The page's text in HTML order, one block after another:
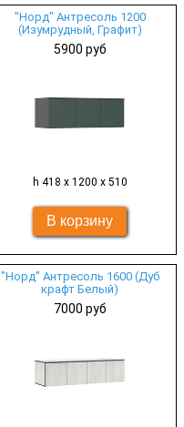
"Норд" Антресоль 1200
(Изумрудный, Графит)
5900 руб
h 418 х 1200 х 510
"Норд" Антресоль 1600 (Дуб
крафт Белый)
7000 руб